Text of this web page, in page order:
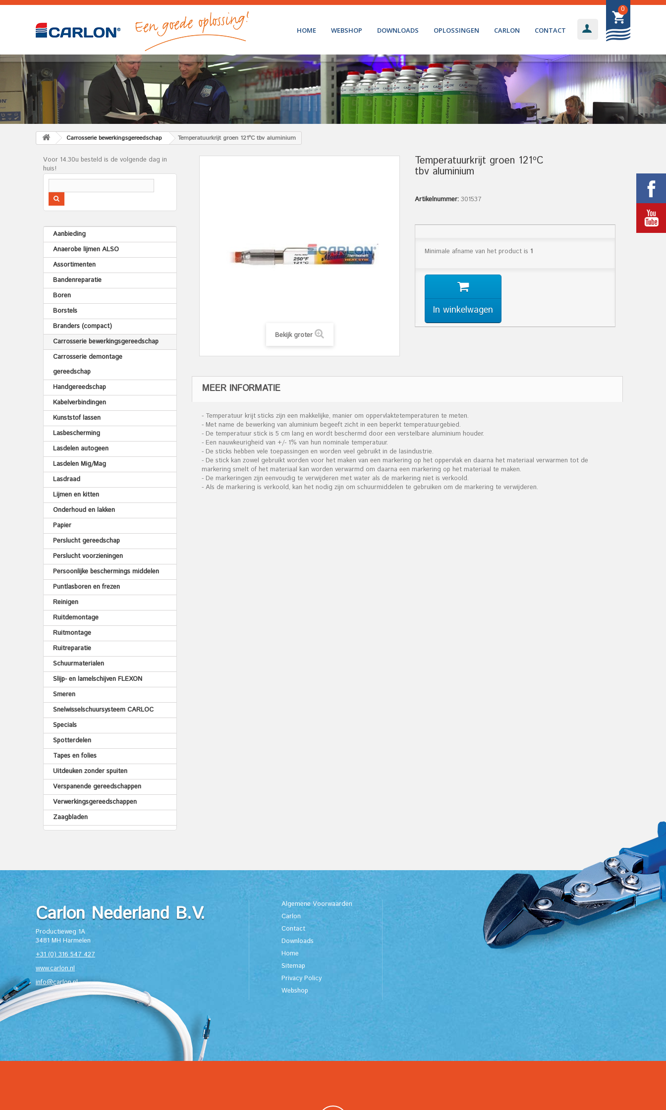
HOME WEBSHOP DOWNLOADS OPLOSSINGEN CARLON CONTACT
0
Carrosserie bewerkingsgereedschap Temperatuurkrijt groen 121ºC tbv aluminium
Voor 14.30u besteld is de volgende dag in
huis!
Aanbieding
Anaerobe lijmen ALSO
Assortimenten
Bandenreparatie
Boren
Borstels
Branders (compact)
Carrosserie bewerkingsgereedschap
Carrosserie demontage
gereedschap
Handgereedschap
Kabelverbindingen
Kunststof lassen
Lasbescherming
Lasdelen autogeen
Lasdelen Mig/Mag
Lasdraad
Lijmen en kitten
Onderhoud en lakken
Papier
Perslucht gereedschap
Perslucht voorzieningen
Persoonlijke beschermings middelen
Puntlasboren en frezen
Reinigen
Ruitdemontage
Ruitmontage
Ruitreparatie
Schuurmaterialen
Slijp- en lamelschijven FLEXON
Smeren
Snelwisselschuursysteem CARLOC
Specials
Spotterdelen
Tapes en folies
Uitdeuken zonder spuiten
Verspanende gereedschappen
Verwerkingsgereedschappen
Zaagbladen
Bekijk groter
Temperatuurkrijt groen 121ºC
tbv aluminium
Artikelnummer: 301537
Minimale afname van het product is 1
In winkelwagen
MEER INFORMATIE
- Temperatuur krijt sticks zijn een makkelijke, manier om oppervlaktetemperaturen te meten.
- Met name de bewerking van aluminium begeeft zicht in een beperkt temperatuurgebied.
- De temperatuur stick is 5 cm lang en wordt beschermd door een verstelbare aluminium houder.
- Een nauwkeurigheid van +/- 1% van hun nominale temperatuur.
- De sticks hebben vele toepassingen en worden veel gebruikt in de lasindustrie.
- De stick kan zowel gebruikt worden voor het maken van een markering op het oppervlak en daarna het materiaal verwarmen tot de
markering smelt of het materiaal kan worden verwarmd om daarna een markering op het materiaal te maken.
- De markeringen zijn eenvoudig te verwijderen met water als de markering niet is verkoold.
- Als de markering is verkoold, kan het nodig zijn om schuurmiddelen te gebruiken om de markering te verwijderen.
Carlon Nederland B.V.
Productieweg 1A
3481 MH Harmelen
+31 (0) 316 547 427
www.carlon.nl
info@carlon.nl
Algemene Voorwaarden
Carlon
Contact
Downloads
Home
Sitemap
Privacy Policy
Webshop